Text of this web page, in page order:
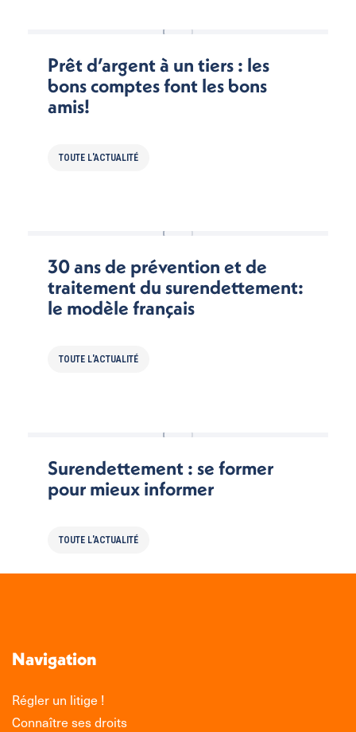
Prêt d’argent à un tiers : les
bons comptes font les bons
amis!
TOUTE L'ACTUALITÉ
30 ans de prévention et de
traitement du surendettement:
le modèle français
TOUTE L'ACTUALITÉ
Surendettement : se former
pour mieux informer
TOUTE L'ACTUALITÉ
Navigation
Régler un litige !
Connaître ses droits